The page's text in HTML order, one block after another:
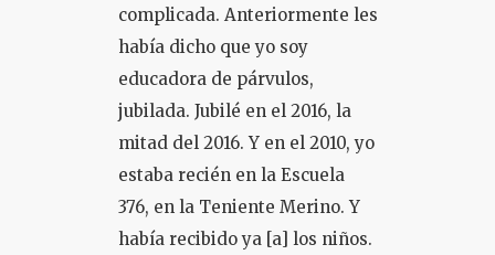
complicada. Anteriormente les
había dicho que yo soy
educadora de párvulos,
jubilada. Jubilé en el 2016, la
mitad del 2016. Y en el 2010, yo
estaba recién en la Escuela
376, en la Teniente Merino. Y
había recibido ya [a] los niños.